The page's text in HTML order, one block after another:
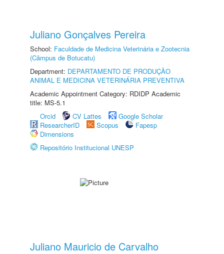
Juliano Gonçalves Pereira
School: Faculdade de Medicina Veterinária e Zootecnia
(Câmpus de Botucatu)
Department: DEPARTAMENTO DE PRODUÇÃO
ANIMAL E MEDICINA VETERINÁRIA PREVENTIVA
Academic Appointment Category: RDIDP Academic
title: MS-5.1
Orcid
CV Lattes
Google Scholar
ResearcherID
Scopus
Fapesp
Dimensions
Repositório Institucional UNESP
Juliano Mauricio de Carvalho